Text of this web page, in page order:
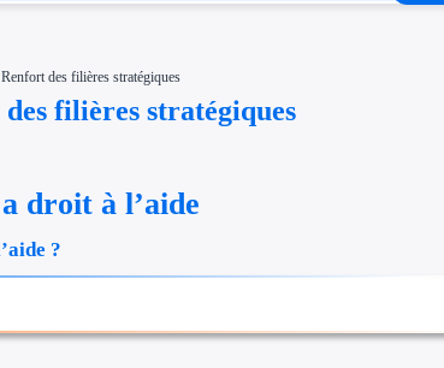
Humaines
des filières stratégiques
filières stratégiques
droit à l’aide
?